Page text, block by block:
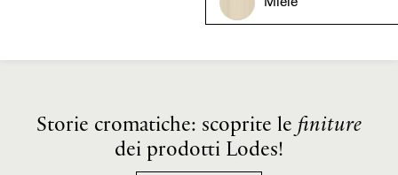
Storie cromatiche: scoprite le finiture
dei prodotti Lodes!